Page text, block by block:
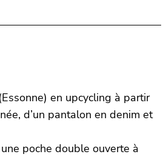
en upcycling à partir
d’un pantalon en denim et
poche double ouverte à